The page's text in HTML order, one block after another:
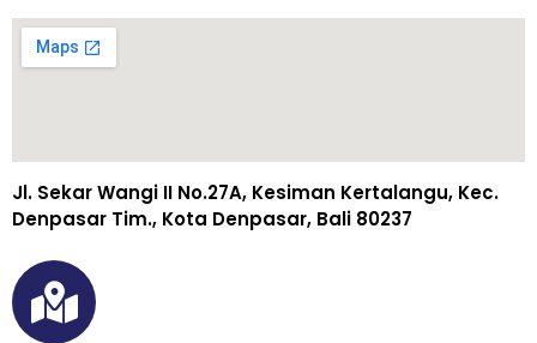
Jl. Sekar Wangi II No.27A, Kesiman Kertalangu, Kec.
Denpasar Tim., Kota Denpasar, Bali 80237